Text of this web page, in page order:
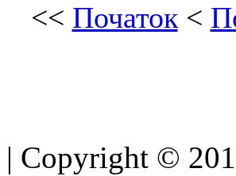
<< Початок<
| Copyright ©